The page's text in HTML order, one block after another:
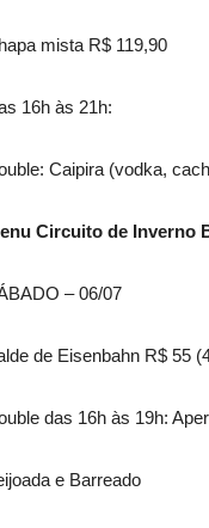
mista R$ 119,90
16h às 21h:
Caipira (vodka,
Circuito de Inverno
– 06/07
de Eisenbahn R$ 55
das 16h às 19h:
e Barreado